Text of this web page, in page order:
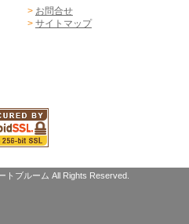
> お問合せ
> サイトマップ
トブルーム All Rights Reserved.